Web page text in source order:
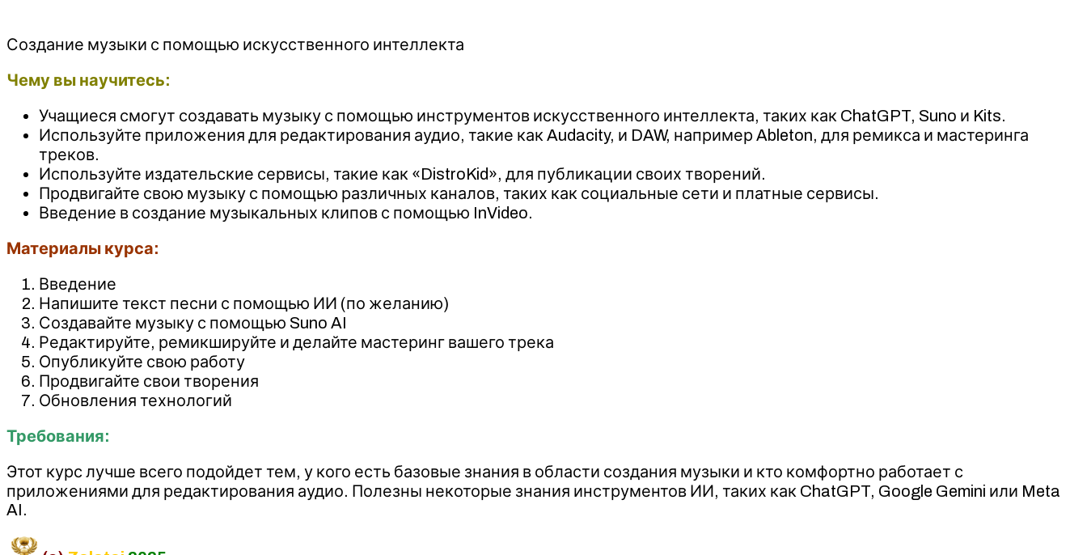
Создание музыки с помощью искусственного интеллекта
Чему вы научитесь:
Учащиеся смогут создавать музыку с помощью инструментов искусственного интеллекта, таких как ChatGPT, Suno и Kits.
Используйте приложения для редактирования аудио, такие как Audacity, и DAW, например Ableton, для ремикса и мастеринга
треков.
Используйте издательские сервисы, такие как «DistroKid», для публикации своих творений.
Продвигайте свою музыку с помощью различных каналов, таких как социальные сети и платные сервисы.
Введение в создание музыкальных клипов с помощью InVideo.
Материалы курса:
Введение
Напишите текст песни с помощью ИИ (по желанию)
Создавайте музыку с помощью Suno AI
Редактируйте, ремикшируйте и делайте мастеринг вашего трека
Опубликуйте свою работу
Продвигайте свои творения
Обновления технологий
Требования:
Этот курс лучше всего подойдет тем, у кого есть базовые знания в области создания музыки и кто комфортно работает с
приложениями для редактирования аудио. Полезны некоторые знания инструментов ИИ, таких как ChatGPT, Google Gemini или Meta
AI.